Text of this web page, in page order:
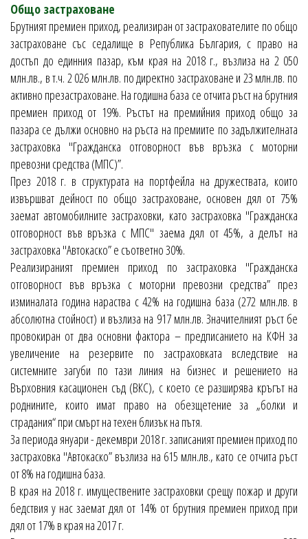
Общо застраховане
Брутният премиен приход, реализиран от застрахователите по общо
застраховане със седалище в Република България, с право на
достъп до единния пазар, към края на 2018 г., възлиза на 2 050
млн.лв., в т.ч. 2 026 млн.лв. по директно застраховане и 23 млн.лв. по
активно презастраховане. На годишна база се отчита ръст на брутния
премиен приход от 19%. Ръстът на премийния приход общо за
пазара се дължи основно на ръста на премиите по задължителната
застраховка "Гражданска отговорност във връзка с моторни
превозни средства (МПС)”.
През 2018 г. в структурата на портфейла на дружествата, които
извършват дейност по общо застраховане, основен дял от 75%
заемат автомобилните застраховки, като застраховка "Гражданска
отговорност във връзка с МПС" заема дял от 45%, а делът на
застраховка "Автокаско” е съответно 30%.
Реализираният премиен приход по застраховка "Гражданска
отговорност във връзка с моторни превозни средства” през
изминалата година нараства с 42% на годишна база (272 млн.лв. в
абсолютна стойност) и възлиза на 917 млн.лв. Значителният ръст бе
провокиран от два основни фактора – предписанието на КФН за
увеличение на резервите по застраховката вследствие на
системните загуби по тази линия на бизнес и решението на
Върховния касационен съд (ВКС), с което се разширява кръгът на
роднините, които имат право на обезщетение за „болки и
страдания“ при смърт на техен близък на пътя.
За периода януари - декември 2018 г. записаният премиен приход по
застраховка "Автокаско” възлиза на 615 млн.лв., като се отчита ръст
от 8% на годишна база.
В края на 2018 г. имуществените застраховки срещу пожар и други
бедствия у нас заемат дял от 14% от брутния премиен приход при
дял от 17% в края на 2017 г.